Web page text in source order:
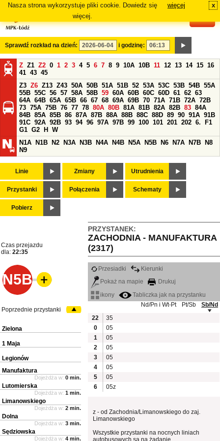
Nasza strona wykorzystuje pliki cookie. Dowiedz się
więcej.
więcej x
Sprawdź rozkład na dzień: i godzinę:
Z Z1 Z2 0 1 2 3 4 5 6 7 8 9 10A 10B 11 12 13 14 15 16
41 43 45
Z3 Z6 Z13 Z43 50A 50B 51A 51B 52 53A 53C 53B 54B 55A
55B 55C 56 57 58A 58B 59 60A 60B 60C 60D 61 62 63
64A 64B 65A 65B 66 67 68 69A 69B 70 71A 71B 72A 72B
73 75A 75B 76 77 78 80A 80B 81A 81B 82A 82B 83 84A
84B 85A 85B 86 87A 87B 88A 88B 88C 88D 89 90 91A 91B
91C 92A 92B 93 94 96 97A 97B 99 100 101 201 202 6.
F1
G1 G2 H
W
N1A
N1B N2 N3A N3B N4A N4B N5A N5B N6 N7A N7B
N8
N9
Linie Zmiany Utrudnienia
Przystanki Połączenia Schematy
Pobierz
PRZYSTANEK:
ZACHODNIA - MANUFAKTURA
(2317)
Czas przejazdu
dla: 22:35
N5B
Przesiadki
Kierunki
Pokaż na mapie
Drukuj
ikony
Tabliczka jak na przystanku
Nd/Pn i Wt-Pt
Pt/Sb
Sb/Nd
22
35
0
05
1
05
2
05
3
05
4
05
5
05
6
05z
z - od Zachodnia/Limanowskiego do zaj.
Limanowskiego
Wszystkie przystanki na nocnych liniach
autobusowych są na żądanie.
Poprzednie przystanki
Zielona
1 Maja
Legionów
Manufaktura
Dojeżdża w: 0 min.
Lutomierska
Dojeżdża w: 1 min.
Limanowskiego
Dojeżdża w: 2 min.
Dolna
Dojeżdża w: 3 min.
Sędziowska
Dojeżdża w: 4 min.